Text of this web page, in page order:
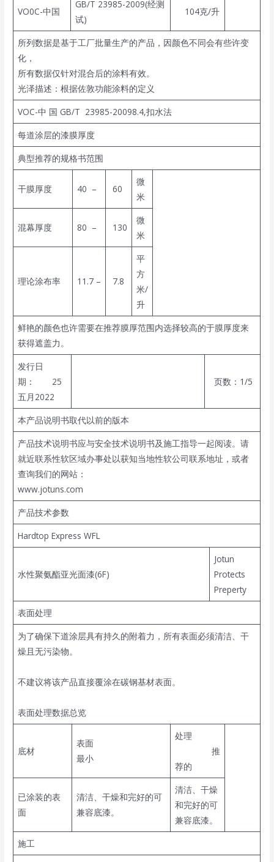
VO0C-中国
GB/T 23985-2009(经测
试)
104克/升
所列数据是基于工厂批量生产的产品，因颜色不同会有些许变
化，
所有数据仅针对混合后的涂料有效。
光泽描述：根据佐敦功能涂料的定义
VOC-中 国 GB/T 23985-20098.4,扣水法
每道涂层的漆膜厚度
典型推荐的规格书范围
干膜厚度 40 – 60
微
米
混幕厚度 80 – 130
微
米
理论涂布率 11.7 – 7.8
平
方
米/
升
鲜艳的颜色也许需要在推荐膜厚范围内选择较高的于膜厚度来
获得遮盖力。
发行日
期： 25
五月2022
页数：1/5
本产品说明书取代以前的版本
产品技术说明书应与安全技术说明书及施工指导一起阅读。请
就近联系性软区域办事处以获知当地性软公司联系地址，或者
查询我们的网站：
www.jotuns.com
产品技术参数
Hardtop Express WFL
水性聚氨酯亚光面漆(6F)
Jotun
Protects
Preperty
表面处理
为了确保下道涂层具有持久的附着力，所有表面必须清洁、干
燥且无污染物。
不建议将该产品直接覆涂在碳钢基材表面。
表面处理数据总览
底材
表面
最小
处理
推
荐的
已涂装的表
面
清洁、干燥和完好的可
兼容底漆。
清洁、干燥
和完好的可
兼容底漆。
施工